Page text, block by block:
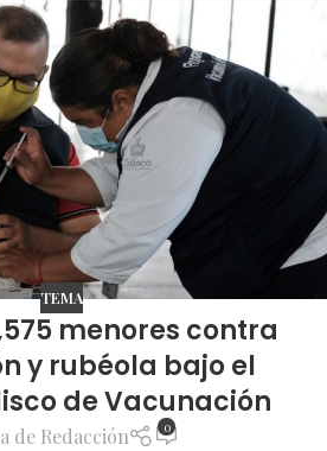
TEMA
menores contra
y rubéola bajo el
de Vacunación
de Redacción 0